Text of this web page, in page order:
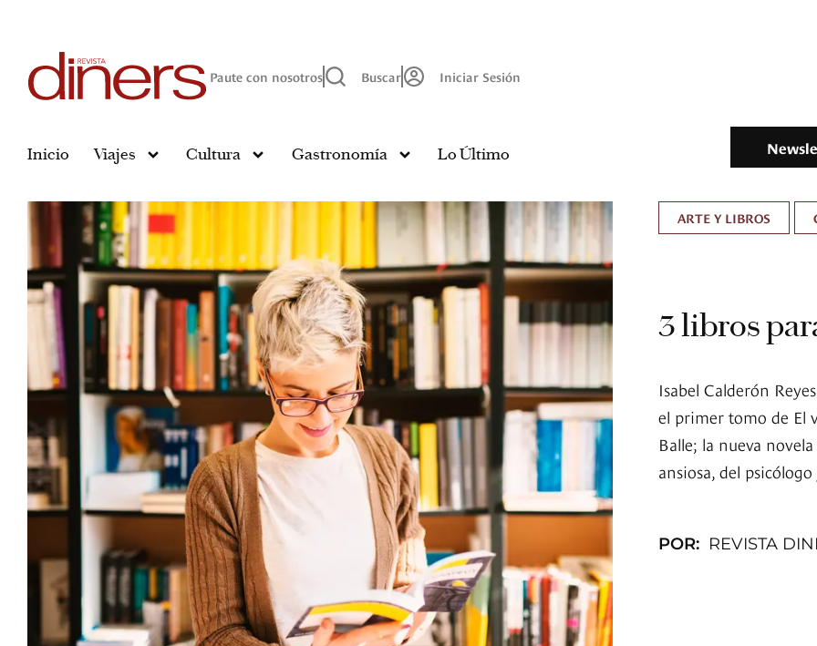
Paute con nosotros Buscar Iniciar Sesión
Inicio Viajes Cultura Gastronomía Lo Último
ARTE Y LIBROS
3 libros
Isabel Calderón
el primer tomo de El
Balle; la nueva
ansiosa, del
POR: REVISTA